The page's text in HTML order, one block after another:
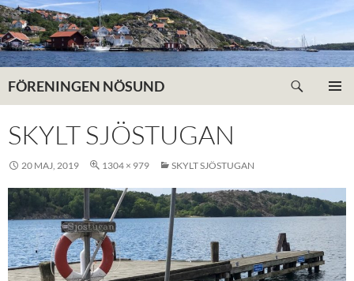
Hoppa
till
innehåll
FÖRENINGEN NÖSUND
SKYLT SJÖSTUGAN
20 MAJ, 2019 1304 × 979 SKYLT SJÖSTUGAN